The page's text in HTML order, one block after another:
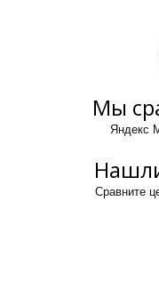
Мы
Яндекс
Сравните